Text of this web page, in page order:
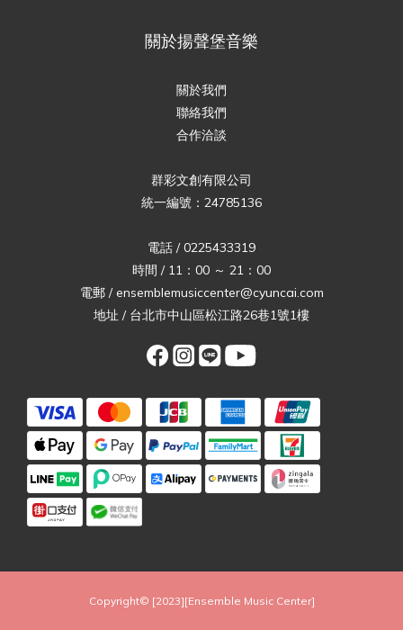
關於揚聲堡音樂
關於我們
聯絡我們
合作洽談
群彩文創有限公司
統一編號：24785136
電話 / 0225433319
時間 / 11：00 ～ 21：00
電郵 / ensemblemusiccenter@cyuncai.com
地址 / 台北市中山區松江路26巷1號1樓
Copyright© [2023][Ensemble Music Center]